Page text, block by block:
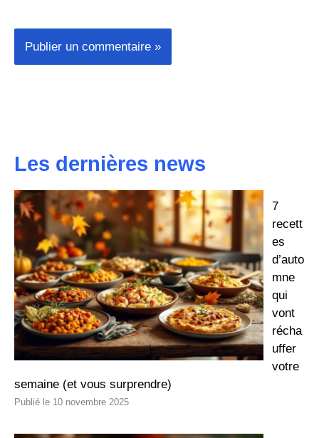
Les dernières news
7
recett
es
d’auto
mne
qui
vont
récha
uffer
votre
semaine (et vous surprendre)
10 novembre 2025